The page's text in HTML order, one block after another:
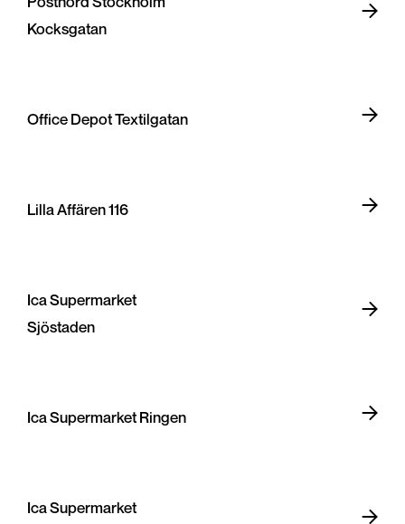
Kocksgatan
Office Depot Textilgatan
Lilla Affären 116
Ica Supermarket
Sjöstaden
Ica Supermarket Ringen
Ica Supermarket